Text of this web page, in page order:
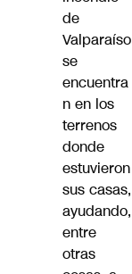
de
Valparaíso
se
encuentra
n en los
terrenos
donde
estuvieron
sus casas,
ayudando,
entre
otras